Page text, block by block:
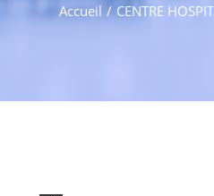
Accueil CENTRE